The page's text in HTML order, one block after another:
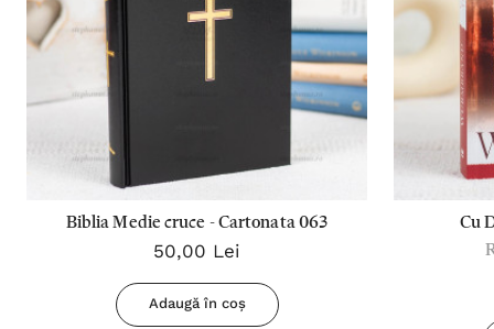
Biblia Medie cruce - Cartonata 063
50,00 Lei
Adaugă în coș
Cu